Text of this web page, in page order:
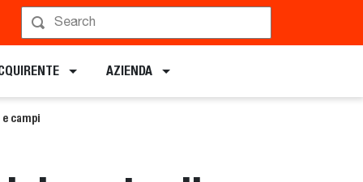
AZIENDA
campi